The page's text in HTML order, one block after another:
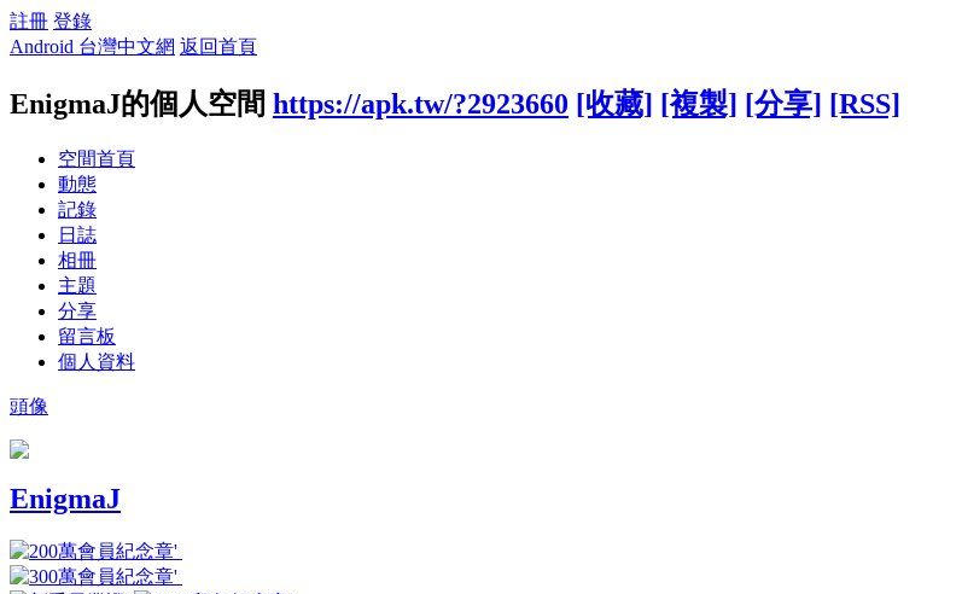
註冊 登錄
Android 台灣中文網 返回首頁
EnigmaJ的個人空間 https://apk.tw/?2923660 [收藏] [複製] [分享] [RSS]
空間首頁
動態
記錄
日誌
相冊
主題
分享
留言板
個人資料
頭像
EnigmaJ